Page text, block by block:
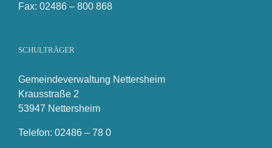
Fax: 02486 – 800 868
SCHULTRÄGER
Gemeindeverwaltung Nettersheim
Krausstraße 2
53947 Nettersheim
Telefon: 02486 – 78 0